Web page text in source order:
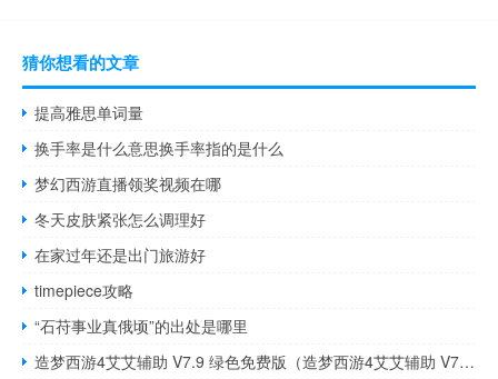
猜你想看的文章
提高雅思单词量
换手率是什么意思换手率指的是什么
梦幻西游直播领奖视频在哪
冬天皮肤紧张怎么调理好
在家过年还是出门旅游好
timepiece攻略
“石苻事业真俄顷”的出处是哪里
造梦西游4艾艾辅助 V7.9 绿色免费版（造梦西游4艾艾辅助 V7.9 绿色免费版功能简介）